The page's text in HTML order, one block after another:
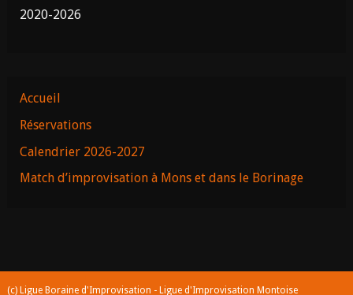
2020-2026
Accueil
Réservations
Calendrier 2026-2027
Match d’improvisation à Mons et dans le Borinage
(c) Ligue Boraine d'Improvisation - Ligue d'Improvisation Montoise